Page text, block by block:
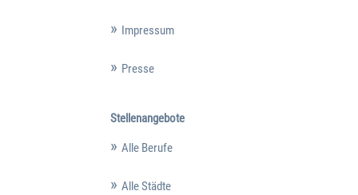
Impressum
Presse
Stellenangebote
Alle Berufe
Alle Städte